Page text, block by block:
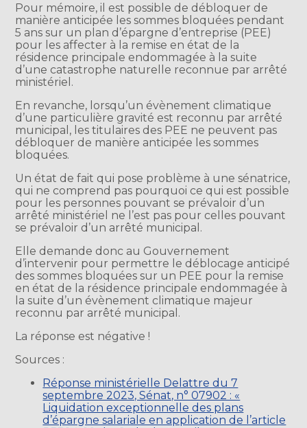
Pour mémoire, il est possible de débloquer de
manière anticipée les sommes bloquées pendant
5 ans sur un plan d’épargne d’entreprise (PEE)
pour les affecter à la remise en état de la
résidence principale endommagée à la suite
d’une catastrophe naturelle reconnue par arrêté
ministériel.
En revanche, lorsqu’un évènement climatique
d’une particulière gravité est reconnu par arrêté
municipal, les titulaires des PEE ne peuvent pas
débloquer de manière anticipée les sommes
bloquées.
Un état de fait qui pose problème à une sénatrice,
qui ne comprend pas pourquoi ce qui est possible
pour les personnes pouvant se prévaloir d’un
arrêté ministériel ne l’est pas pour celles pouvant
se prévaloir d’un arrêté municipal.
Elle demande donc au Gouvernement
d’intervenir pour permettre le déblocage anticipé
des sommes bloquées sur un PEE pour la remise
en état de la résidence principale endommagée à
la suite d’un évènement climatique majeur
reconnu par arrêté municipal.
La réponse est négative !
Sources :
Réponse ministérielle Delattre du 7
septembre 2023, Sénat, n° 07902 : «
Liquidation exceptionnelle des plans
d’épargne salariale en application de l’article